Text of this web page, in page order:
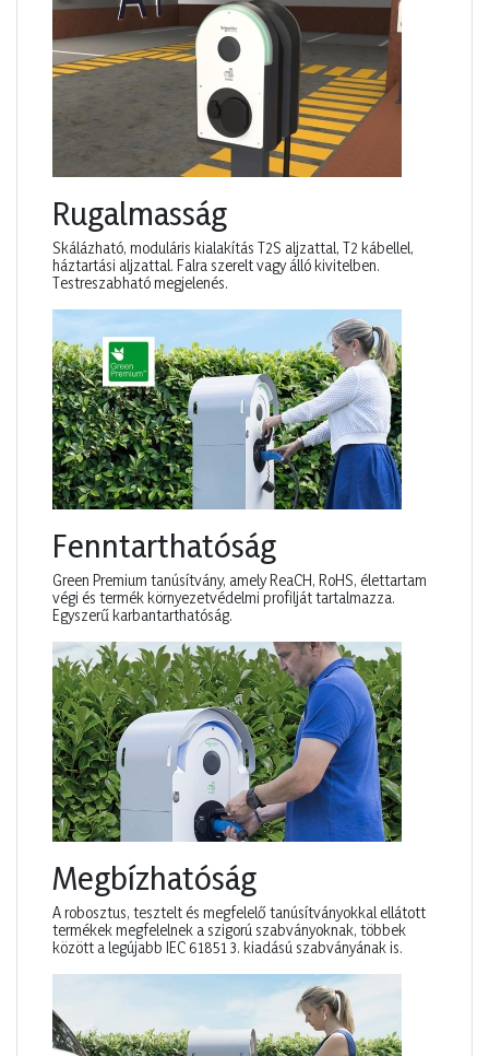
Rugalmasság
Skálázható, moduláris kialakítás T2S aljzattal, T2 kábellel,
háztartási aljzattal. Falra szerelt vagy álló kivitelben.
Testreszabható megjelenés.
Fenntarthatóság
Green Premium tanúsítvány, amely ReaCH, RoHS, élettartam
végi és termék környezetvédelmi profilját tartalmazza.
Egyszerű karbantarthatóság.
Megbízhatóság
A robosztus, tesztelt és megfelelő tanúsítványokkal ellátott
termékek megfelelnek a szigorú szabványoknak, többek
között a legújabb IEC 61851 3. kiadású szabványának is.